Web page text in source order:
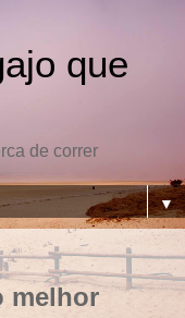
que
de correr
▼
melhor